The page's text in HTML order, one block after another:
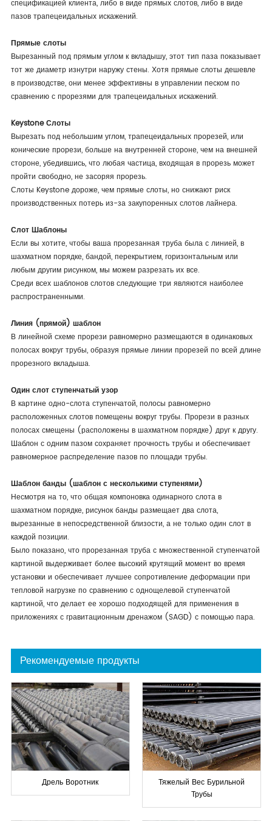
спецификацией клиента, либо в виде прямых слотов, либо в виде
пазов трапецеидальных искажений.
Прямые слоты
Вырезанный под прямым углом к вкладышу, этот тип паза показывает
тот же диаметр изнутри наружу стены. Хотя прямые слоты дешевле
в производстве, они менее эффективны в управлении песком по
сравнению с прорезями для трапецеидальных искажений.
Keystone Слоты
Вырезать под небольшим углом, трапецеидальных прорезей, или
конические прорези, больше на внутренней стороне, чем на внешней
стороне, убедившись, что любая частица, входящая в прорезь может
пройти свободно, не засоряя прорезь.
Слоты Keystone дороже, чем прямые слоты, но снижают риск
производственных потерь из-за закупоренных слотов лайнера.
Слот Шаблоны
Если вы хотите, чтобы ваша прорезанная труба была с линией, в
шахматном порядке, бандой, перекрытием, горизонтальным или
любым другим рисунком, мы можем разрезать их все.
Среди всех шаблонов слотов следующие три являются наиболее
распространенными.
Линия (прямой) шаблон
В линейной схеме прорези равномерно размещаются в одинаковых
полосах вокруг трубы, образуя прямые линии прорезей по всей длине
прорезного вкладыша.
Один слот ступенчатый узор
В картине одно-слота ступенчатой, полосы равномерно
расположенных слотов помещены вокруг трубы. Прорези в разных
полосах смещены (расположены в шахматном порядке) друг к другу.
Шаблон с одним пазом сохраняет прочность трубы и обеспечивает
равномерное распределение пазов по площади трубы.
Шаблон банды (шаблон с несколькими ступенями)
Несмотря на то, что общая компоновка одинарного слота в
шахматном порядке, рисунок банды размещает два слота,
вырезанные в непосредственной близости, а не только один слот в
каждой позиции.
Было показано, что прорезанная труба с множественной ступенчатой
картиной выдерживает более высокий крутящий момент во время
установки и обеспечивает лучшее сопротивление деформации при
тепловой нагрузке по сравнению с однощелевой ступенчатой
картиной, что делает ее хорошо подходящей для применения в
приложениях с гравитационным дренажом (SAGD) с помощью пара.
Рекомендуемые продукты
Дрель Воротник
Тяжелый Вес Бурильной
Трубы